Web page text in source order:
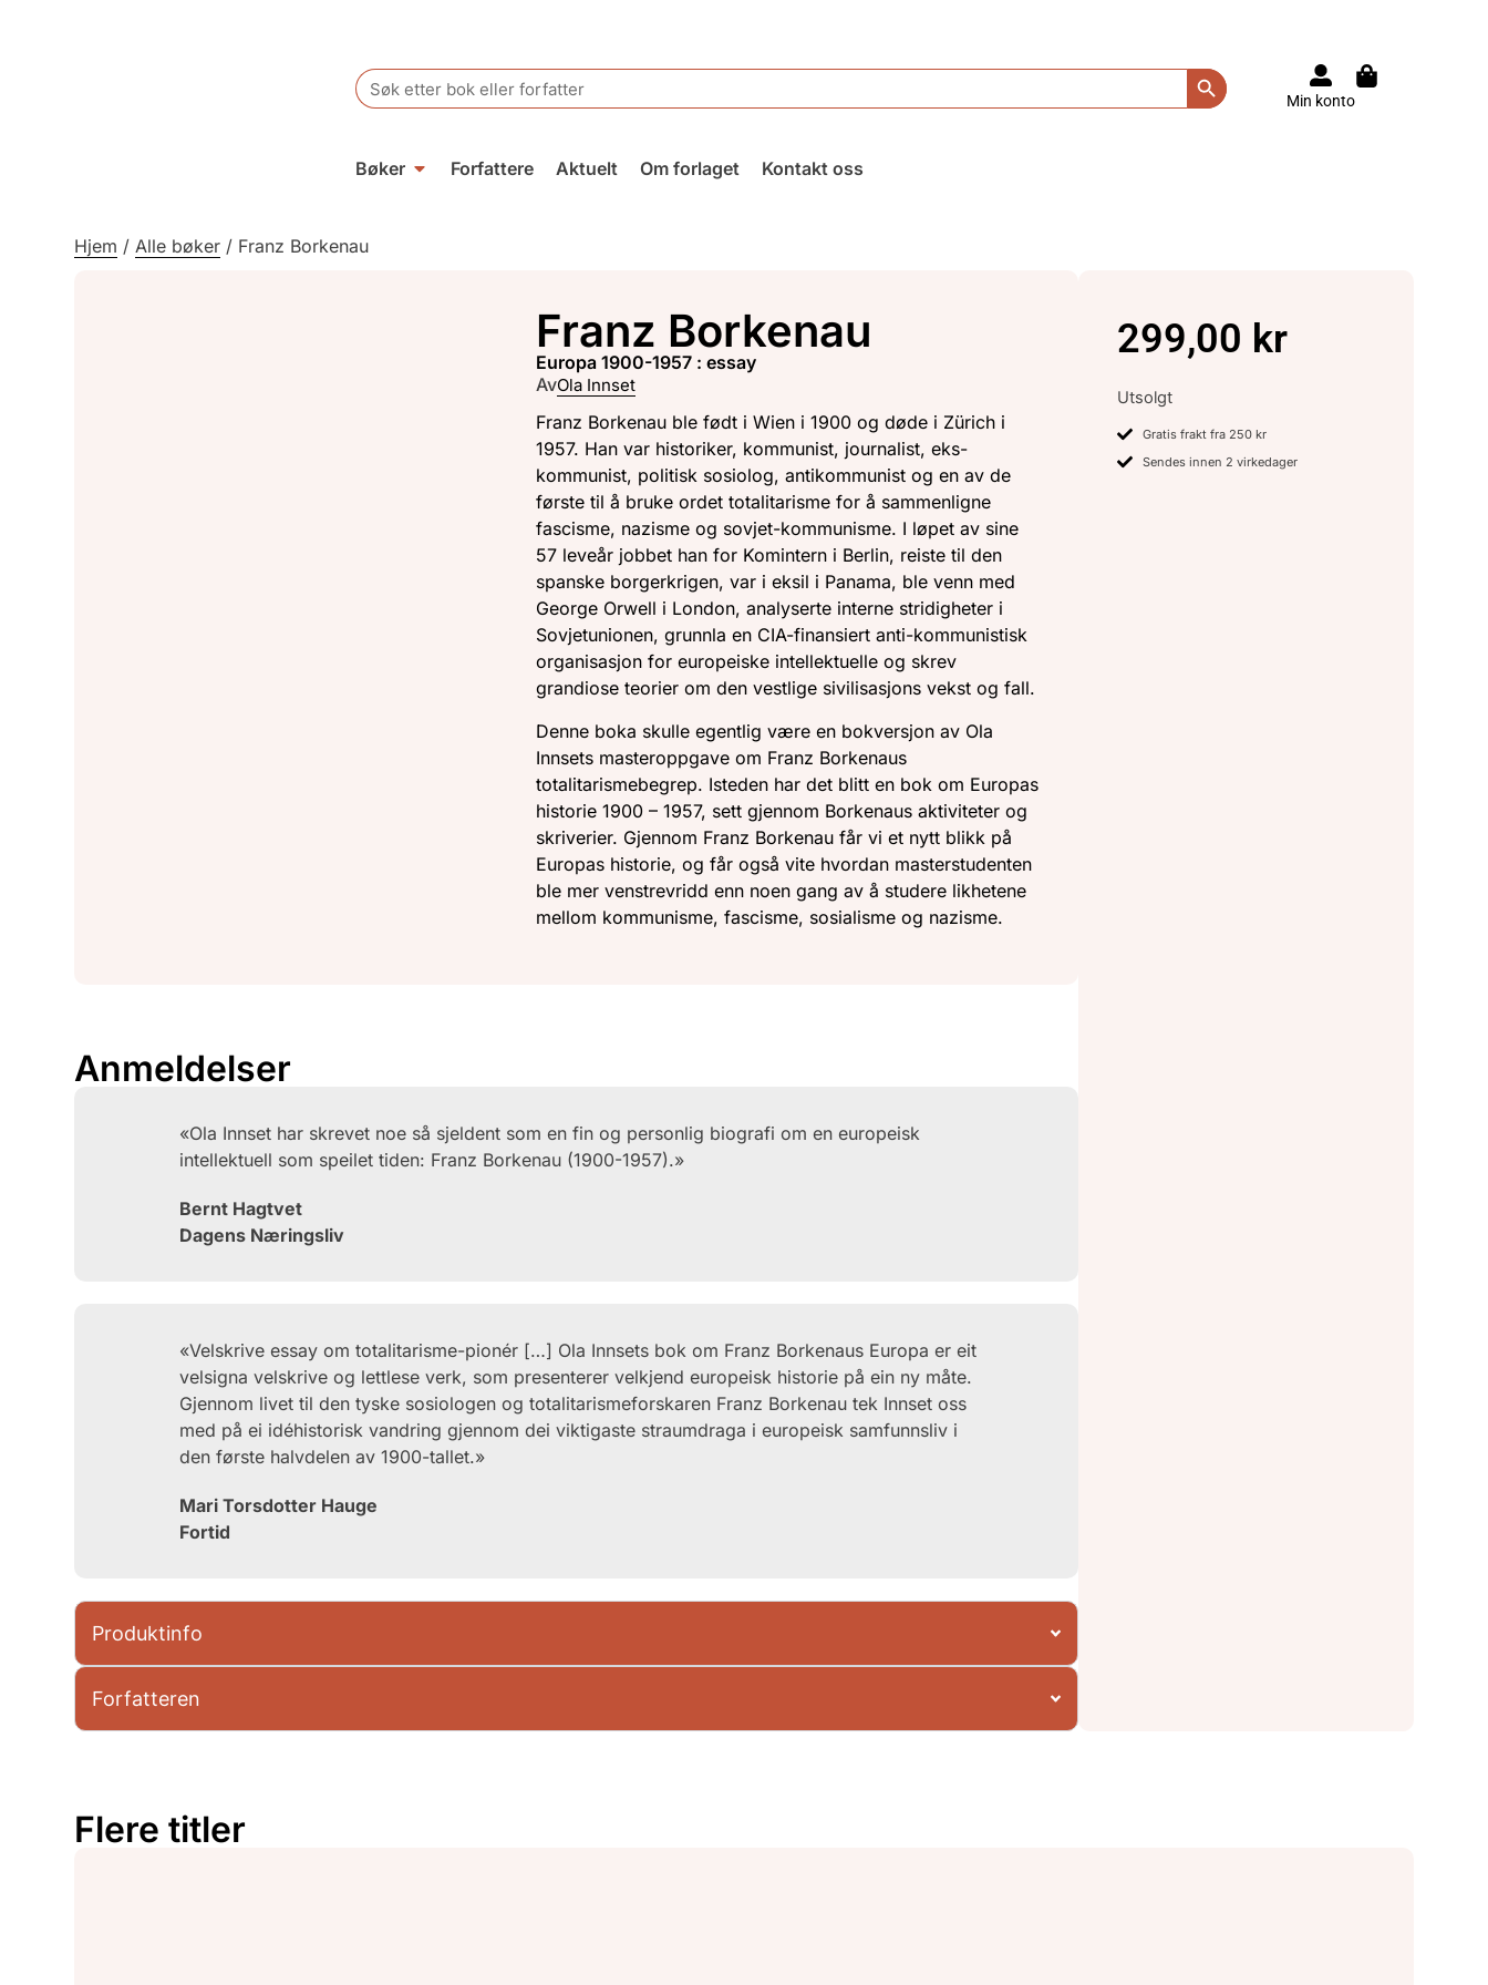
Search
for:
Search Button
Min konto
Bøker Forfattere Aktuelt Om forlaget Kontakt oss
Hjem /Alle bøker / Franz Borkenau
Franz Borkenau
Europa 1900-1957 : essay
AvOla Innset
Franz Borkenau ble født i Wien i 1900 og døde i Zürich i
1957. Han var historiker, kommunist, journalist, eks-
kommunist, politisk sosiolog, antikommunist og en av de
første til å bruke ordet totalitarisme for å sammenligne
fascisme, nazisme og sovjet-kommunisme. I løpet av sine
57 leveår jobbet han for Komintern i Berlin, reiste til den
spanske borgerkrigen, var i eksil i Panama, ble venn med
George Orwell i London, analyserte interne stridigheter i
Sovjetunionen, grunnla en CIA-finansiert anti-kommunistisk
organisasjon for europeiske intellektuelle og skrev
grandiose teorier om den vestlige sivilisasjons vekst og fall.
Denne boka skulle egentlig være en bokversjon av Ola
Innsets masteroppgave om Franz Borkenaus
totalitarismebegrep. Isteden har det blitt en bok om Europas
historie 1900 – 1957, sett gjennom Borkenaus aktiviteter og
skriverier. Gjennom Franz Borkenau får vi et nytt blikk på
Europas historie, og får også vite hvordan masterstudenten
ble mer venstrevridd enn noen gang av å studere likhetene
mellom kommunisme, fascisme, sosialisme og nazisme.
Anmeldelser
«Ola Innset har skrevet noe så sjeldent som en fin og personlig biografi om en europeisk
intellektuell som speilet tiden: Franz Borkenau (1900-1957).»
Bernt Hagtvet
Dagens Næringsliv
«Velskrive essay om totalitarisme-pionér […] Ola Innsets bok om Franz Borkenaus Europa er eit
velsigna velskrive og lettlese verk, som presenterer velkjend europeisk historie på ein ny måte.
Gjennom livet til den tyske sosiologen og totalitarismeforskaren Franz Borkenau tek Innset oss
med på ei idéhistorisk vandring gjennom dei viktigaste straumdraga i europeisk samfunnsliv i
den første halvdelen av 1900-tallet.»
Mari Torsdotter Hauge
Fortid
Produktinfo
Forfatteren
299,00 kr
Utsolgt
Gratis frakt fra 250 kr
Sendes innen 2 virkedager
Flere titler